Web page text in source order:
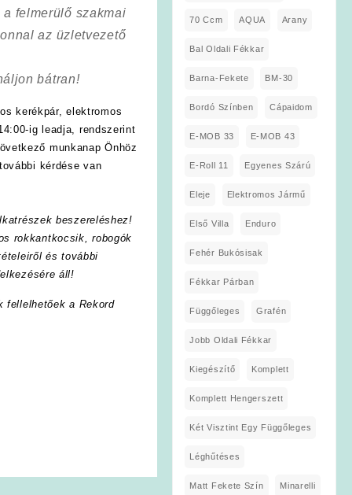
felmerülő szakmai
az üzletvezető
bátran!
kerékpár, elektromos
ig leadja, rendszerint
munkanap Önhöz
kérdése van
beszereléshez!
rokkantkocsik, robogók
és további
áll!
fellelhetőek a Rekord
70 Ccm AQUA Arany
Bal Oldali Fékkar
Barna-Fekete BM-30
Bordó Színben Cápaidom
E-MOB 33 E-MOB 43
E-Roll 11 Egyenes Szárú
Eleje Elektromos Jármű
Első Villa Enduro
Fehér Bukósisak
Fékkar Párban
Függőleges Grafén
Jobb Oldali Fékkar
Kiegészítő Komplett
Komplett Hengerszett
Két Visztint Egy Függőleges
Léghűtéses
Matt Fekete Szín Minarelli